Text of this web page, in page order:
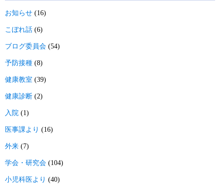
お知らせ (16)
こぼれ話 (6)
ブログ委員会 (54)
予防接種 (8)
健康教室 (39)
健康診断 (2)
入院 (1)
医事課より (16)
外来 (7)
学会・研究会 (104)
小児科医より (40)